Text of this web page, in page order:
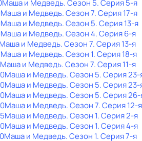
Маша и Медведь. Сезон 5. Серия 5-я
Маша и Медведь. Сезон 7. Серия 17-я
Маша и Медведь. Сезон 5. Серия 13-я
Маша и Медведь. Сезон 4. Серия 6-я
Маша и Медведь. Сезон 7. Серия 13-я
Маша и Медведь. Сезон 1. Серия 18-я
Маша и Медведь. Сезон 7. Серия 11-я
Маша и Медведь. Сезон 5. Серия 23-
Маша и Медведь. Сезон 5. Серия 23-
Маша и Медведь. Сезон 5. Серия 26-
Маша и Медведь. Сезон 7. Серия 12-я
Маша и Медведь. Сезон 1. Серия 2-я
Маша и Медведь. Сезон 1. Серия 4-я
Маша и Медведь. Сезон 1. Серия 7-я